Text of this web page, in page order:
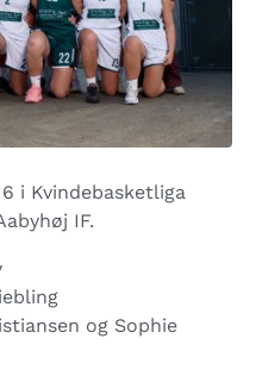
i Kvindebasketliga
IF.
og Sophie